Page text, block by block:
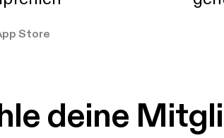
Store
deine